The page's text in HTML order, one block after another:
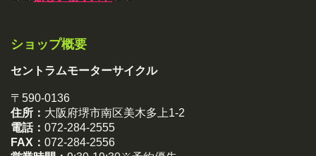
ショップ概要
セントラムモーターサイクル
〒590-0136
住所： 大阪府堺市南区美木多上1-2
電話： 072-284-2555
FAX： 072-284-2556